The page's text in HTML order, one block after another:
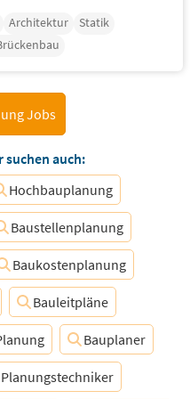
Architektur
Statik
Jobs
suchen auch:
Hochbauplanung
Baustellenplanung
Baukostenplanung
Bauleitpläne
Bauplaner
Planungstechniker